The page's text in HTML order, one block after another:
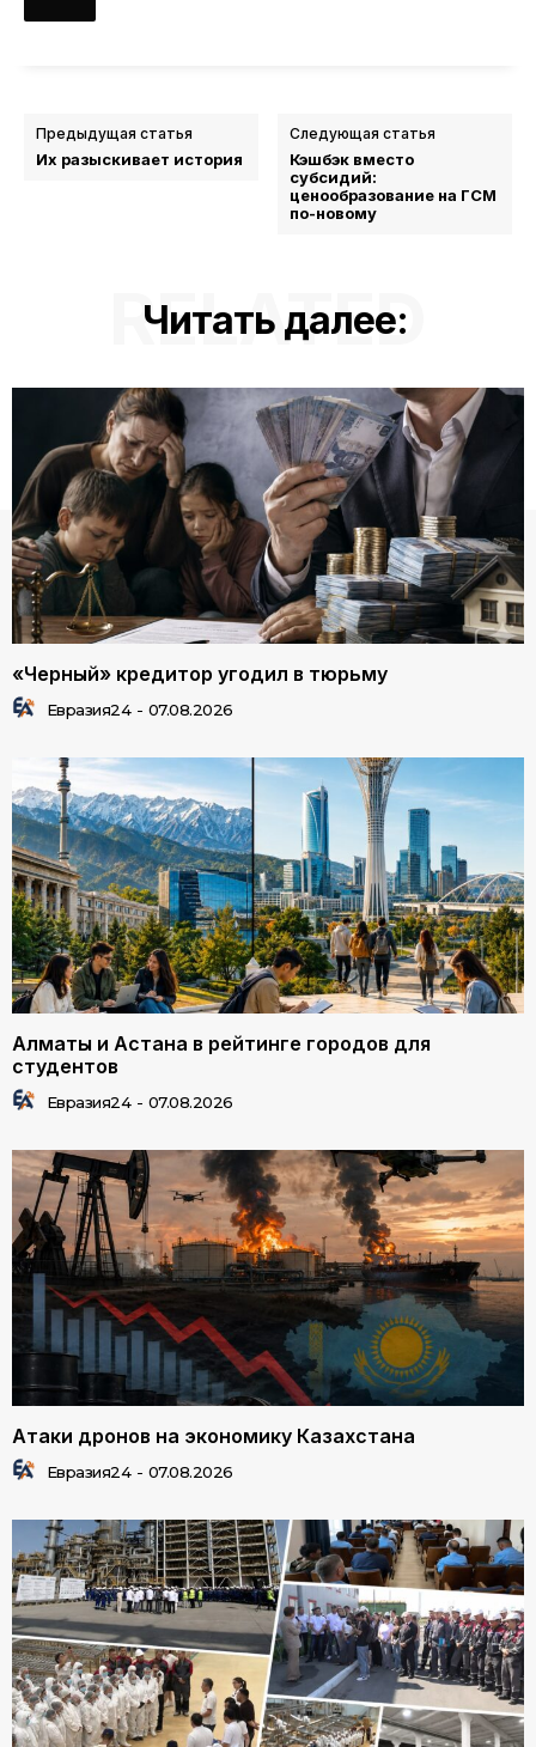
Предыдущая статья
Их разыскивает история
Следующая статья
Кэшбэк вместо
субсидий:
ценообразование на ГСМ
по-новому
Читать далее:
RELATED
«Черный» кредитор угодил в тюрьму
Евразия24 - 07.08.2026
Алматы и Астана в рейтинге городов для
студентов
Евразия24 - 07.08.2026
Атаки дронов на экономику Казахстана
Евразия24 - 07.08.2026